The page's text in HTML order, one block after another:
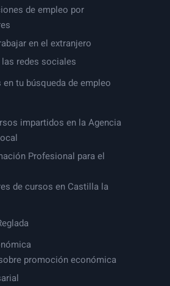
de empleo por
en el extranjero
redes sociales
en tu búsqueda de empleo
impartidos en la Agencia
Profesional para el
de cursos en Castilla la
promoción económica